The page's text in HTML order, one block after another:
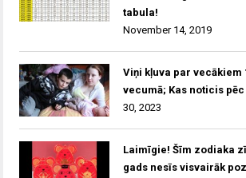
tabula!
November 14, 2019
Viņi kļuva par vecākiem
vecumā; Kas noticis pēc
30, 2023
Laimīgie! Šīm zodiaka
gads nesīs visvairāk